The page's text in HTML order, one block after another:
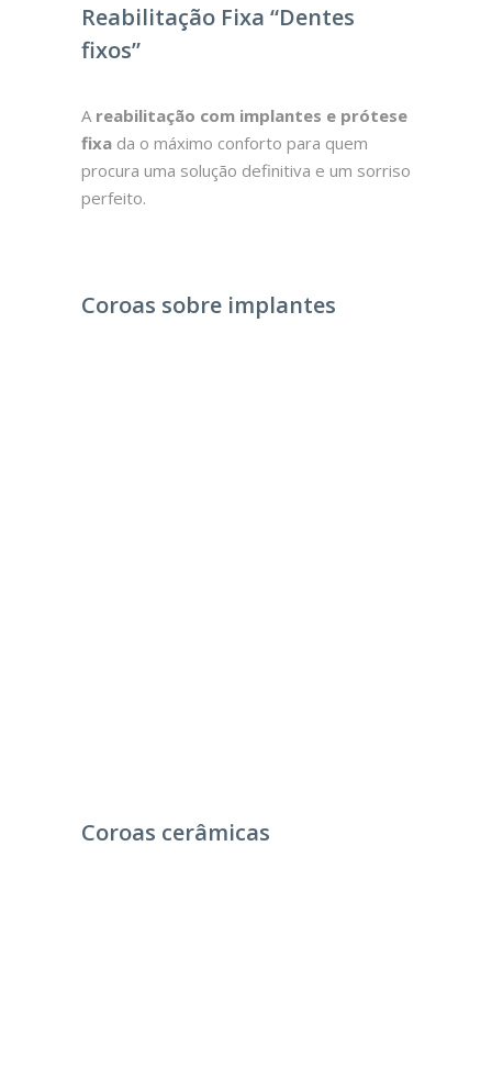
Reabilitação Fixa “Dentes
fixos”
A reabilitação com implantes e prótese
fixa da o máximo conforto para quem
procura uma solução definitiva e um sorriso
perfeito.
Coroas sobre implantes
Coroas cerâmicas